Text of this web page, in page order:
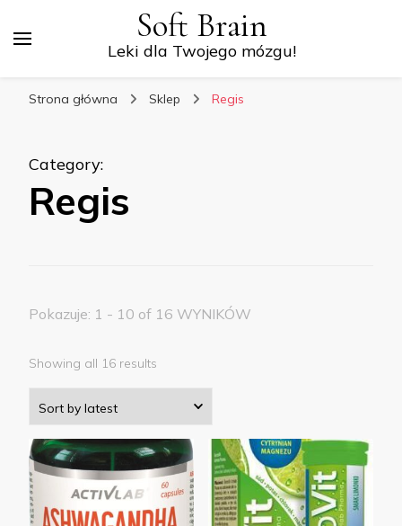
Soft Brain
Leki dla Twojego mózgu!
Strona główna Sklep Regis
Category:
Regis
Pokazuje: 1 - 10 of 16 WYNIKÓW
Showing all 16 results